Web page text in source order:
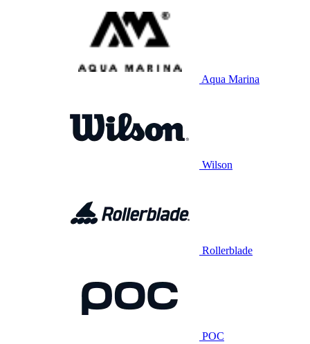
Aqua Marina
Wilson
Rollerblade
POC